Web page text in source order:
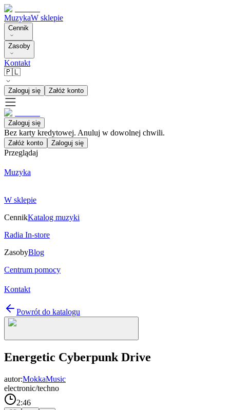
MuzykaW sklepie
Cennik
Zasoby
Kontakt
🇵🇱
Zaloguj się Załóż konto
Zaloguj się
Bez karty kredytowej. Anuluj w dowolnej chwili.
Załóż konto Zaloguj się
Przeglądaj
Muzyka
W sklepie
CennikKatalog muzyki
Radia In-store
ZasobyBlog
Centrum pomocy
Kontakt
Powrót do katalogu
Energetic Cyberpunk Drive
autor:MokkaMusic
electronic/techno
2:46